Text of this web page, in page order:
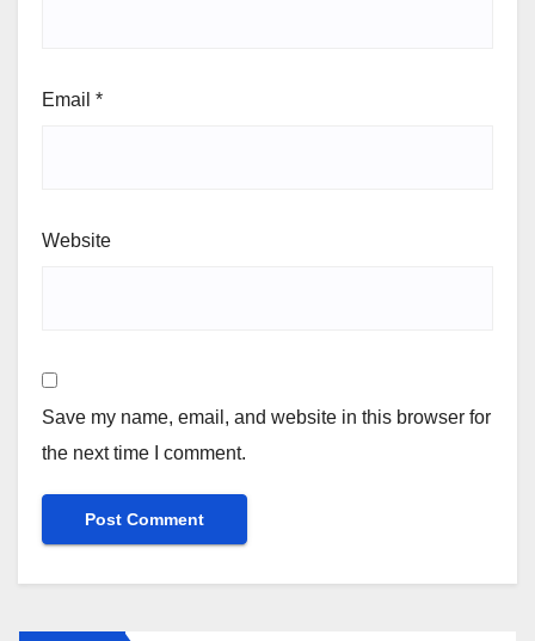
Email *
Website
Save my name, email, and website in this browser for
the next time I comment.